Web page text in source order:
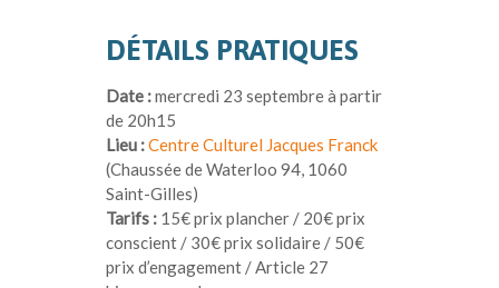
DÉTAILS PRATIQUES
Date :mercredi 23 septembre à partir
de 20h15
Lieu :Centre Culturel Jacques Franck
(Chaussée de Waterloo 94, 1060
Saint-Gilles)
Tarifs : 15€ prix plancher / 20€ prix
conscient / 30€ prix solidaire / 50€
prix d’engagement / Article 27